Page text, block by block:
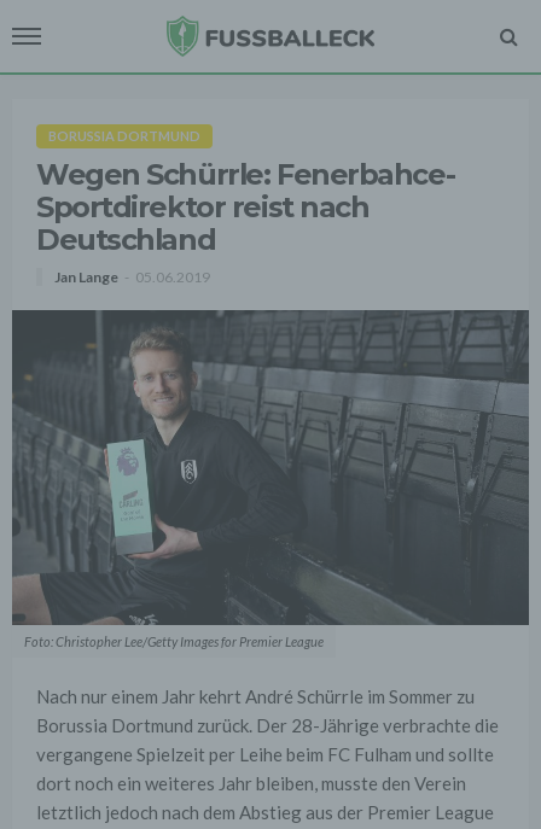
BORUSSIA DORTMUND
Wegen Schürrle: Fenerbahce-
Sportdirektor reist nach
Deutschland
Jan Lange 05.06.2019
Foto: Christopher Lee/Getty Images for Premier League
Nach nur einem Jahr kehrt André Schürrle im Sommer zu
Borussia Dortmund zurück. Der 28-Jährige verbrachte die
vergangene Spielzeit per Leihe beim FC Fulham und sollte
dort noch ein weiteres Jahr bleiben, musste den Verein
letztlich jedoch nach dem Abstieg aus der Premier League